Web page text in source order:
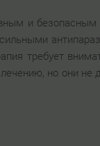
и
требует
но они